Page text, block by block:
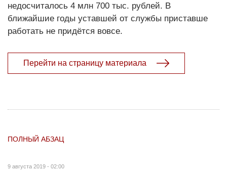
недосчиталось 4 млн 700 тыс. рублей. В
ближайшие годы уставшей от службы приставше
работать не придётся вовсе.
Перейти на страницу материала
ПОЛНЫЙ АБЗАЦ
9 августа 2019 - 02:00